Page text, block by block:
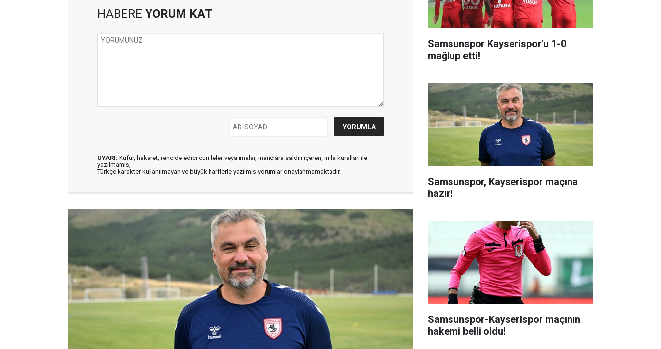
HABERE YORUM KAT
UYARI: Küfür, hakaret, rencide edici cümleler veya imalar, inançlara saldırı içeren, imla kuralları ile
yazılmamış,
Türkçe karakter kullanılmayan ve büyük harflerle yazılmış yorumlar onaylanmamaktadır.
Samsunspor Kayserispor'u 1-0
mağlup etti!
Samsunspor, Kayserispor maçına
hazır!
Samsunspor-Kayserispor maçının
hakemi belli oldu!